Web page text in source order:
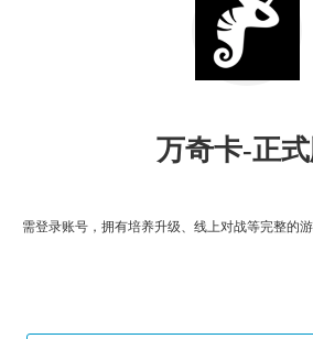
万奇卡-正
需登录账号，拥有培养升级、线上对战等完整的